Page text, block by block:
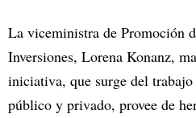
La viceministra de Promoción
Inversiones, Lorena Konanz,
iniciativa, que surge del
público y privado, provee de